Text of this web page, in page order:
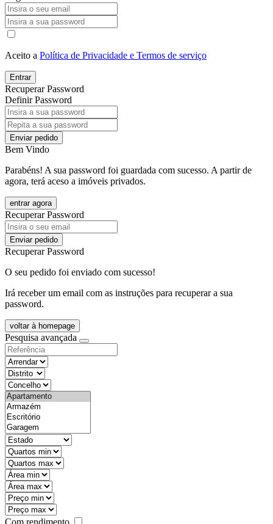
Aceito a Política de Privacidade e Termos de serviço
Entrar
Recuperar Password
Definir Password
Enviar pedido
Bem Vindo
Parabéns! A sua password foi guardada com sucesso. A partir de
agora, terá aceso a imóveis privados.
entrar agora
Recuperar Password
Enviar pedido
Recuperar Password
O seu pedido foi enviado com sucesso!
Irá receber um email com as instruções para recuperar a sua
password.
voltar à homepage
Pesquisa avançada
objective
districtId
countyId
types
state
mintypo
maxtypo
minarea
maxarea
minprice
maxprice
Com rendimento